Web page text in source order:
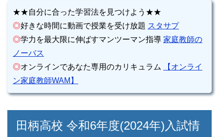
★★自分に合った学習法を見つけよう★★
◎好きな時間に動画で授業を受け放題 スタサプ
◎学力を最大限に伸ばすマンツーマン指導 家庭教師の
ノーバス
◎オンラインであなた専用のカリキュラム
【オンライ
ン家庭教師WAM】
田柄高校 令和6年度(2024年)入試情